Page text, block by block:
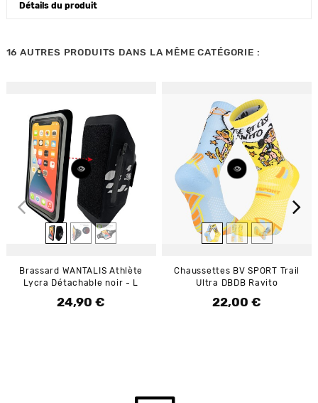
Détails du produit
16 AUTRES PRODUITS DANS LA MÊME CATÉGORIE :
Brassard WANTALIS Athlète
Lycra Détachable noir - L
Prix
24,90 €
Chaussettes BV SPORT Trail
Ultra DBDB Ravito
Prix
22,00 €